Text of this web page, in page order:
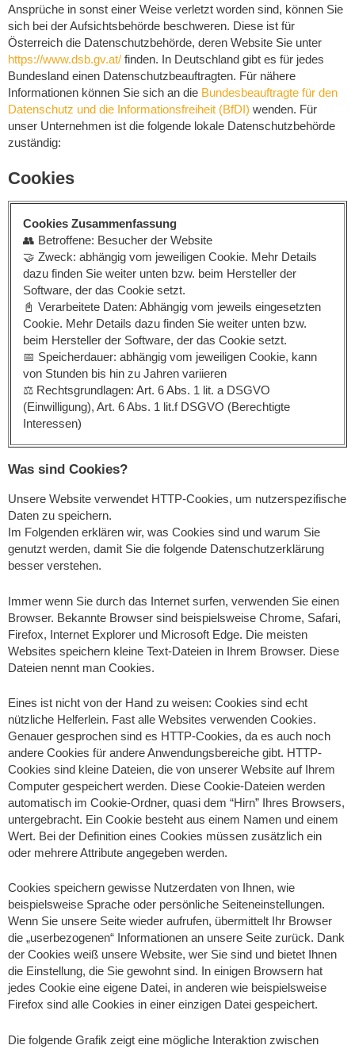
Ansprüche in sonst einer Weise verletzt worden sind, können Sie
sich bei der Aufsichtsbehörde beschweren. Diese ist für
Österreich die Datenschutzbehörde, deren Website Sie unter
https://www.dsb.gv.at/ finden. In Deutschland gibt es für jedes
Bundesland einen Datenschutzbeauftragten. Für nähere
Informationen können Sie sich an die Bundesbeauftragte für den
Datenschutz und die Informationsfreiheit (BfDI) wenden. Für
unser Unternehmen ist die folgende lokale Datenschutzbehörde
zuständig:
Cookies
Cookies Zusammenfassung
👥 Betroffene: Besucher der Website
🤝 Zweck: abhängig vom jeweiligen Cookie. Mehr Details
dazu finden Sie weiter unten bzw. beim Hersteller der
Software, der das Cookie setzt.
📓 Verarbeitete Daten: Abhängig vom jeweils eingesetzten
Cookie. Mehr Details dazu finden Sie weiter unten bzw.
beim Hersteller der Software, der das Cookie setzt.
📅 Speicherdauer: abhängig vom jeweiligen Cookie, kann
von Stunden bis hin zu Jahren variieren
⚖️ Rechtsgrundlagen: Art. 6 Abs. 1 lit. a DSGVO
(Einwilligung), Art. 6 Abs. 1 lit.f DSGVO (Berechtigte
Interessen)
Was sind Cookies?
Unsere Website verwendet HTTP-Cookies, um nutzerspezifische
Daten zu speichern.
Im Folgenden erklären wir, was Cookies sind und warum Sie
genutzt werden, damit Sie die folgende Datenschutzerklärung
besser verstehen.
Immer wenn Sie durch das Internet surfen, verwenden Sie einen
Browser. Bekannte Browser sind beispielsweise Chrome, Safari,
Firefox, Internet Explorer und Microsoft Edge. Die meisten
Websites speichern kleine Text-Dateien in Ihrem Browser. Diese
Dateien nennt man Cookies.
Eines ist nicht von der Hand zu weisen: Cookies sind echt
nützliche Helferlein. Fast alle Websites verwenden Cookies.
Genauer gesprochen sind es HTTP-Cookies, da es auch noch
andere Cookies für andere Anwendungsbereiche gibt. HTTP-
Cookies sind kleine Dateien, die von unserer Website auf Ihrem
Computer gespeichert werden. Diese Cookie-Dateien werden
automatisch im Cookie-Ordner, quasi dem “Hirn” Ihres Browsers,
untergebracht. Ein Cookie besteht aus einem Namen und einem
Wert. Bei der Definition eines Cookies müssen zusätzlich ein
oder mehrere Attribute angegeben werden.
Cookies speichern gewisse Nutzerdaten von Ihnen, wie
beispielsweise Sprache oder persönliche Seiteneinstellungen.
Wenn Sie unsere Seite wieder aufrufen, übermittelt Ihr Browser
die „userbezogenen“ Informationen an unsere Seite zurück. Dank
der Cookies weiß unsere Website, wer Sie sind und bietet Ihnen
die Einstellung, die Sie gewohnt sind. In einigen Browsern hat
jedes Cookie eine eigene Datei, in anderen wie beispielsweise
Firefox sind alle Cookies in einer einzigen Datei gespeichert.
Die folgende Grafik zeigt eine mögliche Interaktion zwischen